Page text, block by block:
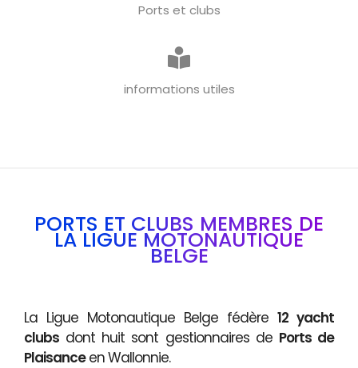
Ports et clubs
informations utiles
PORTS ET CLUBS MEMBRES DE
LA LIGUE MOTONAUTIQUE
BELGE
La Ligue Motonautique Belge fédère 12 yacht
clubs dont huit sont gestionnaires de Ports de
Plaisanceen Wallonnie.